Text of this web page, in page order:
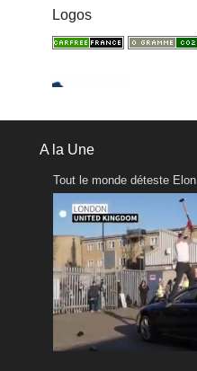
Logos
A la Une
Tout le monde déteste Elon